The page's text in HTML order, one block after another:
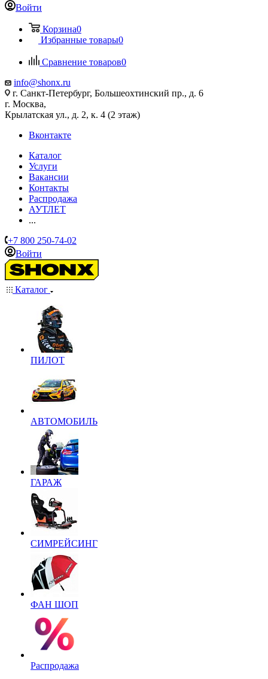
Войти
Корзина0
Избранные товары0
Сравнение товаров0
info@shonx.ru
г. Санкт-Петербург, Большеохтинский пр., д. 6
г. Москва,
Крылатская ул., д. 2, к. 4 (2 этаж)
Вконтакте
Каталог
Услуги
Вакансии
Контакты
Распродажа
АУТЛЕТ
...
+7 800 250-74-02
Войти
Каталог
ПИЛОТ
АВТОМОБИЛЬ
ГАРАЖ
СИМРЕЙСИНГ
ФАН ШОП
Распродажа